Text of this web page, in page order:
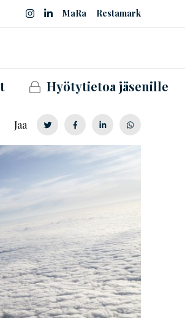
MaRa Restamark
Hyötytietoa jäsenille
Jaa